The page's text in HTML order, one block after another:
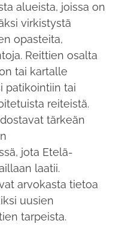
alueista, joissa on
virkistystä
opasteita,
Reittien osalta
tai kartalle
patikointiin tai
reiteistä.
tärkeän
jota Etelä-
laatii.
arvokasta tietoa
uusien
tarpeista.